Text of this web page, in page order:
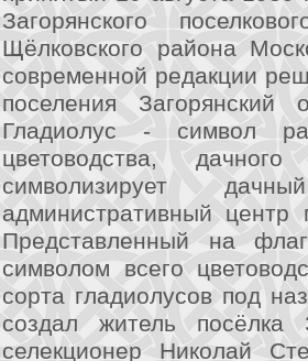
Загорянского
Щёлковского района
современной редакции
поселения
Гладиолус - символ
цветоводства,
символизирует
административный центр
Представленный на
символом всего
сорта гладиолусов под
создал житель посёлка
селекционер Николай